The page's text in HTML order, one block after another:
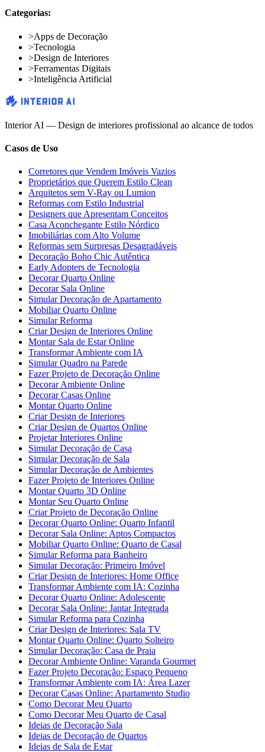
Categorias:
>Apps de Decoração
>Tecnologia
>Design de Interiores
>Ferramentas Digitais
>Inteligência Artificial
Interior AI — Design de interiores profissional ao alcance de todos
Casos de Uso
Corretores que Vendem Imóveis Vazios
Proprietários que Querem Estilo Clean
Arquitetos sem V-Ray ou Lumion
Reformas com Estilo Industrial
Designers que Apresentam Conceitos
Casa Aconchegante Estilo Nórdico
Imobiliárias com Alto Volume
Reformas sem Surpresas Desagradáveis
Decoração Boho Chic Autêntica
Early Adopters de Tecnologia
Decorar Quarto Online
Decorar Sala Online
Simular Decoração de Apartamento
Mobiliar Quarto Online
Simular Reforma
Criar Design de Interiores Online
Montar Sala de Estar Online
Transformar Ambiente com IA
Simular Quadro na Parede
Fazer Projeto de Decoração Online
Decorar Ambiente Online
Decorar Casas Online
Montar Quarto Online
Criar Design de Interiores
Criar Design de Quartos Online
Projetar Interiores Online
Simular Decoração de Casa
Simular Decoração de Sala
Simular Decoração de Ambientes
Fazer Projeto de Interiores Online
Montar Quarto 3D Online
Montar Seu Quarto Online
Criar Projeto de Decoração Online
Decorar Quarto Online: Quarto Infantil
Decorar Sala Online: Aptos Compactos
Mobiliar Quarto Online: Quarto de Casal
Simular Reforma para Banheiro
Simular Decoração: Primeiro Imóvel
Criar Design de Interiores: Home Office
Transformar Ambiente com IA: Cozinha
Decorar Quarto Online: Adolescente
Decorar Sala Online: Jantar Integrada
Simular Reforma para Cozinha
Criar Design de Interiores: Sala TV
Montar Quarto Online: Quarto Solteiro
Simular Decoração: Casa de Praia
Decorar Ambiente Online: Varanda Gourmet
Fazer Projeto Decoração: Espaço Pequeno
Transformar Ambiente com IA: Área Lazer
Decorar Casas Online: Apartamento Studio
Como Decorar Meu Quarto
Como Decorar Meu Quarto de Casal
Ideias de Decoração Sala
Ideias de Decoração de Quartos
Ideias de Sala de Estar